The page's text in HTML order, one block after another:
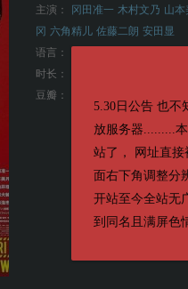
5.30日公告 也不
放服务器.........
站了， 网址直
面右下角调整分
开站至今全站无
到同名且满屏色
主演：
冈田准一 木村文乃 山本
冈 六角精儿 佐藤二朗 安田显
语言：
时长：
豆瓣：